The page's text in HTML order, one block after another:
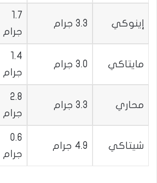
إينوكي 3.3 جرام
1.7
جرام
مايتاكي 3.0 جرام
1.4
جرام
محاري 3.3 جرام
2.8
جرام
شيتاكي 4.9 جرام
0.6
جرام